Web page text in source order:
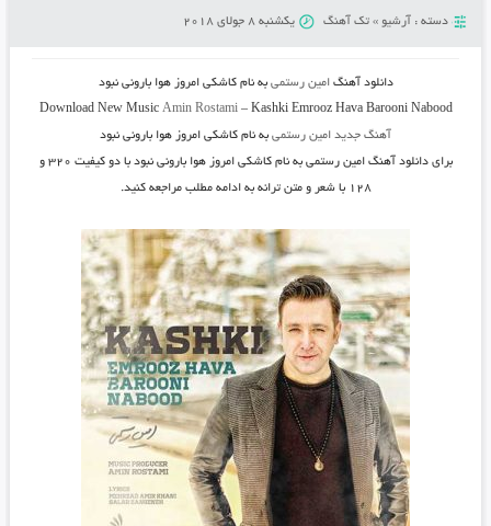
دسته : آرشیو » تک آهنگ یکشنبه 8 جولای 2018
دانلود آهنگامین رستمی به نامکاشکی امروز هوا بارونی نبود
Download New Music Amin Rostami–Kashki Emrooz Hava Barooni Nabood
آهنگ جدید امین رستمیبه نام کاشکی امروز هوا بارونی نبود
برای دانلود آهنگامین رستمی به نام کاشکی امروز هوا بارونی نبود
با دو کیفیت ۳۲۰ و
۱۲۸ با شعر و متن ترانه به ادامه مطلب مراجعه کنید.